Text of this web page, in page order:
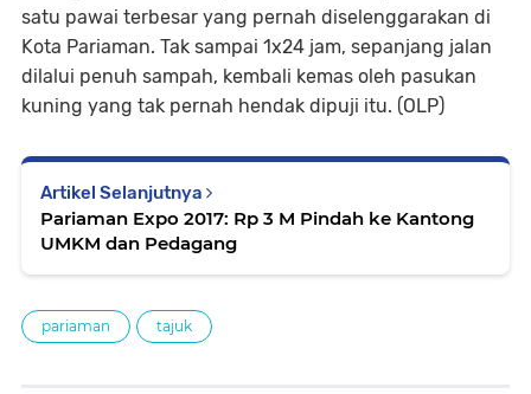
satu pawai terbesar yang pernah diselenggarakan di
Kota Pariaman. Tak sampai 1x24 jam, sepanjang jalan
dilalui penuh sampah, kembali kemas oleh pasukan
kuning yang tak pernah hendak dipuji itu. (OLP)
Artikel Selanjutnya
Pariaman Expo 2017: Rp 3 M Pindah ke Kantong
UMKM dan Pedagang
pariaman tajuk